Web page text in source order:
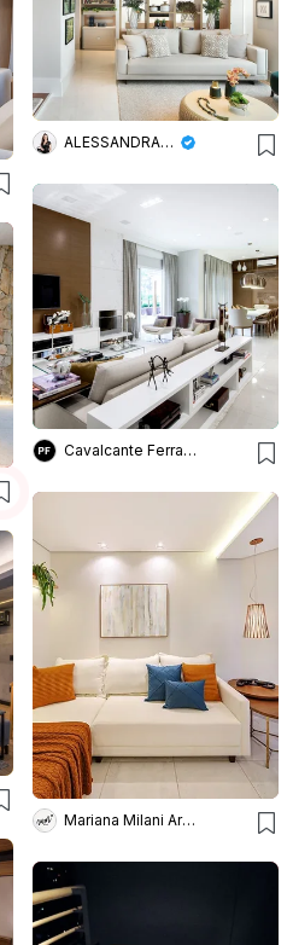
ALESSANDRA BRAGGION ARQUITETURA & INTERIORES
Cavalcante Ferraz Arquitetura + Design
Mariana Milani Arquitetura